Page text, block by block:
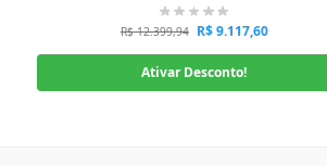
R$12.399,94 R$9.117,60
Ativar Desconto!